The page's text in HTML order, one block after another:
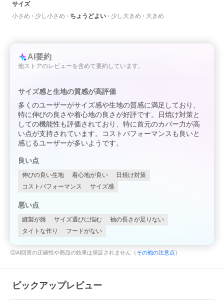
サイズ
小さめ
少し小さめ ちょうどよい 少し大きめ 大きめ
AI要約
他ストアのレビューを含めて要約しています。
サイズ感と生地の質感が高評価
多くのユーザーがサイズ感や生地の質感に満足しており、
特に伸びの良さや着心地の良さが好評です。日焼け対策と
しての機能性も評価されており、特に首元のカバー力が高
い点が支持されています。コストパフォーマンスも良いと
感じるユーザーが多いようです。
良い点
伸びの良い生地 着心地が良い
日焼け対策
コストパフォーマンス
サイズ感
悪い点
縫製が雑 サイズ選びに悩む
袖の長さが足りない
タイトな作り
フードがない
AI回答の正確性や商品の効果は保証されません（ その他の注意点 ）
ピックアップレビュー